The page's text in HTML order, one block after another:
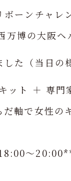
ーンチャレ
博の大阪ヘ
た（当日の
ット ＋ 専門
軸で女性の
～